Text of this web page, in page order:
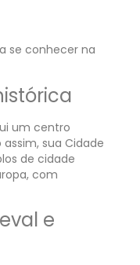
se conhecer na
um centro
sua Cidade
de cidade
com
e